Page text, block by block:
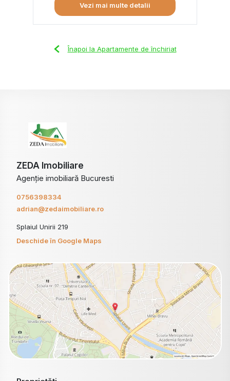
Vezi mai multe detalii
Înapoi la Apartamente de închiriat
ZEDA Imobiliare
Agenție imobiliară Bucuresti
0756398334
adrian@zedaimobiliare.ro
Splaiul Unirii 219
Deschide în Google Maps